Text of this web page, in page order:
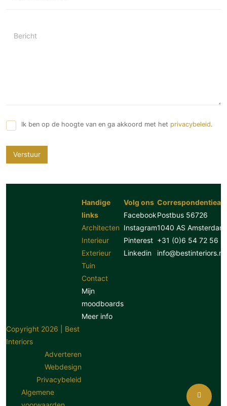
Bericht
Ik ben op de hoogte van en ga akkoord met het privacybeleid.
Verstuur
Handige
links
Architecten
Interieur
Exterieur
Tuin
Contact
Mijn
moodboards
Meer info
Volg ons
Facebook
Instagram
Pinterest
Linkedin
Postbus 56726
1040 AS Amsterdam
+31 (0)6 54 72 56
info@bestinteriors.nl
Copyright 2026 | Best
Interiors
Adverteren
Webdesign
Privacybeleid
Algemene